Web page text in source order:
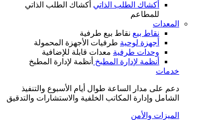
أكشاك الطلب الذاتي أكشاك الطلب الذاتي
للمطاعم
المعدات
نقاط بيع نقاط بيع طرفية
أجهزة لوحية طرفيات الأجهزة المحمولة
وحدات طرفية معدات قابلة للإضافية
أنظمة لإدارة المطبخ أنظمة لإدارة المطبخ
خدمات
دعم على مدار الساعة طوال أيام الأسبوع والتنفيذ
الشامل وإدارة المكاتب الخلفية والاستشارات والتدقيق
الميزات والأمن